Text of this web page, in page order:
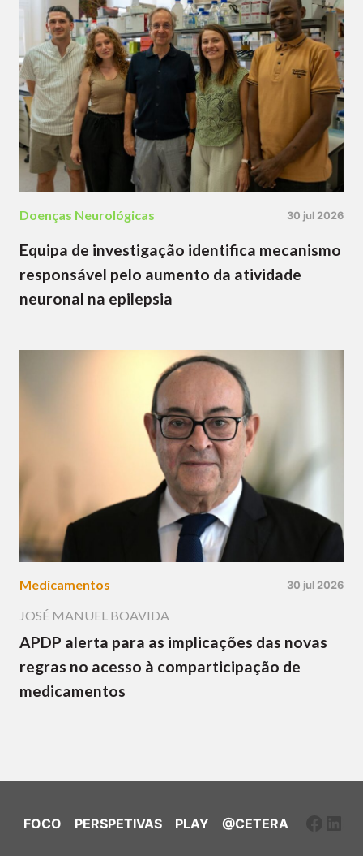
Doenças Neurológicas 30 jul 2026
Equipa de investigação identifica mecanismo
responsável pelo aumento da atividade
neuronal na epilepsia
Medicamentos 30 jul 2026
JOSÉ MANUEL BOAVIDA
APDP alerta para as implicações das novas
regras no acesso à comparticipação de
medicamentos
FOCO PERSPETIVAS PLAY @CETERA